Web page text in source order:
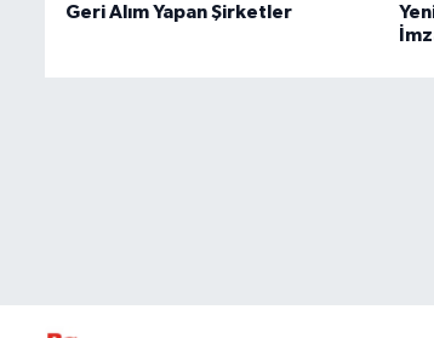
Geri Alım Yapan Şirketler